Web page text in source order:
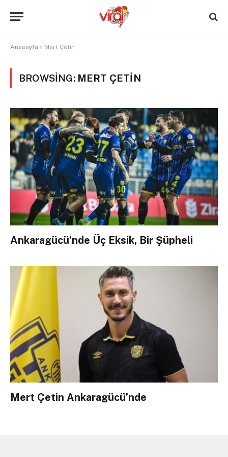
Anasayfa » Mert Çetin
BROWSING: MERT ÇETIN
Ankaragücü’nde Üç Eksik, Bir Şüpheli
Mert Çetin Ankaragücü’nde